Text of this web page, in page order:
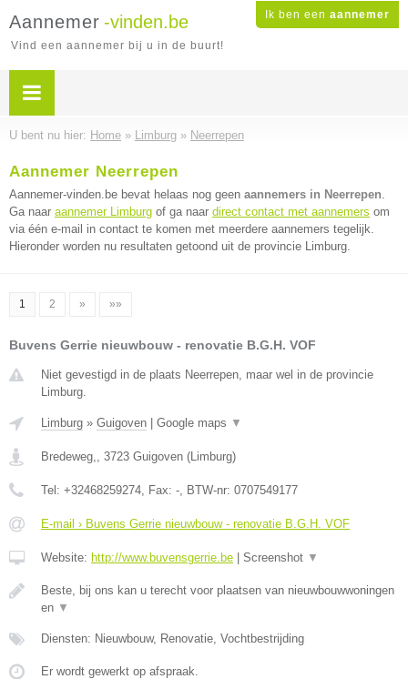
Ik ben een aannemer
Aannemer -vinden.be
Vind een aannemer bij u in de buurt!
U bent nu hier: Home » Limburg » Neerrepen
Aannemer Neerrepen
Aannemer-vinden.be bevat helaas nog geen aannemers in Neerrepen.
Ga naar aannemer Limburg of ga naar direct contact met aannemers om
via één e-mail in contact te komen met meerdere aannemers tegelijk.
Hieronder worden nu resultaten getoond uit de provincie Limburg.
1 2 » »»
Buvens Gerrie nieuwbouw - renovatie B.G.H. VOF
Niet gevestigd in de plaats Neerrepen, maar wel in de provincie
Limburg.
Limburg » Guigoven Google maps ▼
Bredeweg,, 3723 Guigoven (Limburg)
Tel: +32468259274, Fax: -, BTW-nr: 0707549177
E-mail › Buvens Gerrie nieuwbouw - renovatie B.G.H. VOF
Website: http://www.buvensgerrie.be Screenshot ▼
Beste, bij ons kan u terecht voor plaatsen van nieuwbouwwoningen
en ▼
Diensten: Nieuwbouw, Renovatie, Vochtbestrijding
Er wordt gewerkt op afspraak.